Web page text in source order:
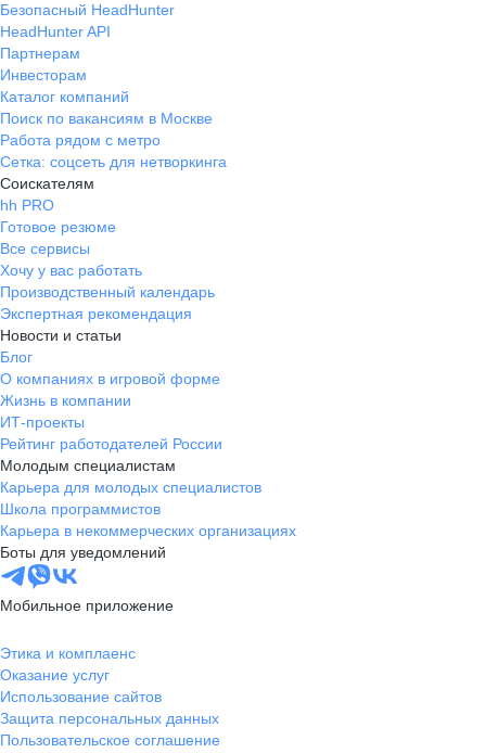
Безопасный HeadHunter
HeadHunter API
Партнерам
Инвесторам
Каталог компаний
Поиск по вакансиям в Москве
Работа рядом с метро
Сетка: соцсеть для нетворкинга
Соискателям
hh PRO
Готовое резюме
Все сервисы
Хочу у вас работать
Производственный календарь
Экспертная рекомендация
Новости и статьи
Блог
О компаниях в игровой форме
Жизнь в компании
ИТ-проекты
Рейтинг работодателей России
Молодым специалистам
Карьера для молодых специалистов
Школа программистов
Карьера в некоммерческих организациях
Боты для уведомлений
Мобильное приложение
Этика и комплаенс
Оказание услуг
Использование сайтов
Защита персональных данных
Пользовательское соглашение